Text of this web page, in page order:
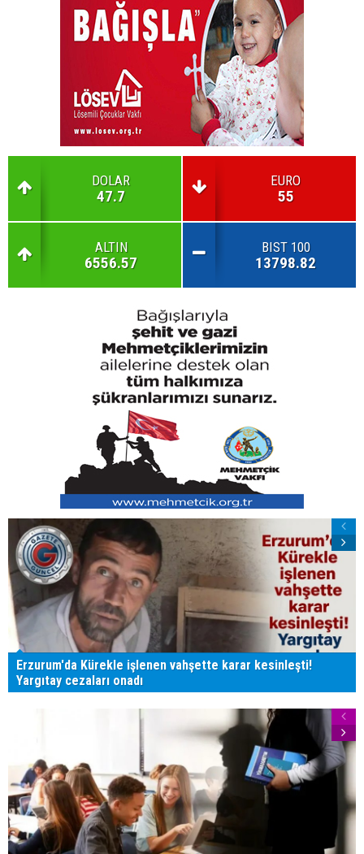
DOLAR
47.7
EURO
55
ALTIN
6556.57
BIST 100
13798.82
Erzurum'da Kürekle işlenen vahşette karar kesinleşti!
Yargıtay cezaları onadı